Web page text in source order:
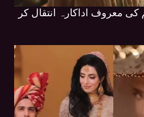
کی معروف اداکارہ انتقال کر